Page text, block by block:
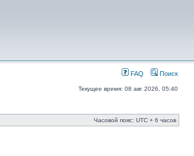
FAQ Поиск
Текущее время: 08 авг 2026, 05:40
Часовой пояс: UTC + 6 часов